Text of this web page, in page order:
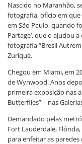
Nascido no Maranhão,
fotografia, ofício em
em São Paulo, quando
Partage’, que o ajudou
fotografia “Bresil
Zurique.
Chegou em Miami, em
de Wynwood. Anos
primeira exposição nas
Butterflies” – nas
Demandado pelas
Fort Lauderdale,
para enfeitar as